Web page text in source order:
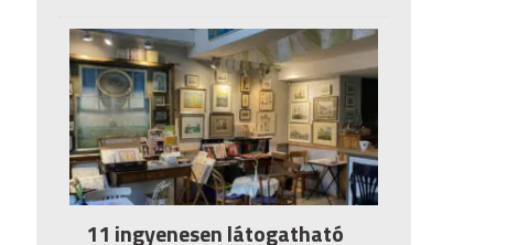
11 ingyenesen látogatható